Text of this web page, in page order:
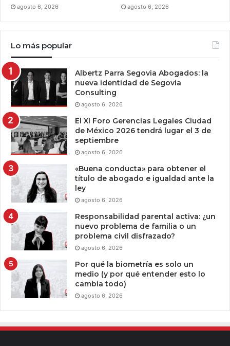
agosto 6, 2026 agosto 6, 2026
Lo más popular
Albertz Parra Segovia Abogados: la
nueva identidad de Segovia
Consulting
agosto 6, 2026
El XI Foro Gerencias Legales Ciudad
de México 2026 tendrá lugar el 3 de
septiembre
agosto 6, 2026
«Buena conducta» para obtener el
título de abogado e igualdad ante la
ley
agosto 6, 2026
Responsabilidad parental activa: ¿un
nuevo problema de familia o un
problema civil disfrazado?
agosto 6, 2026
Por qué la biometría es solo un
medio (y por qué entender esto lo
cambia todo)
agosto 6, 2026